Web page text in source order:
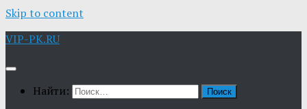
Skip to content
VIP-PK.RU
Найти: